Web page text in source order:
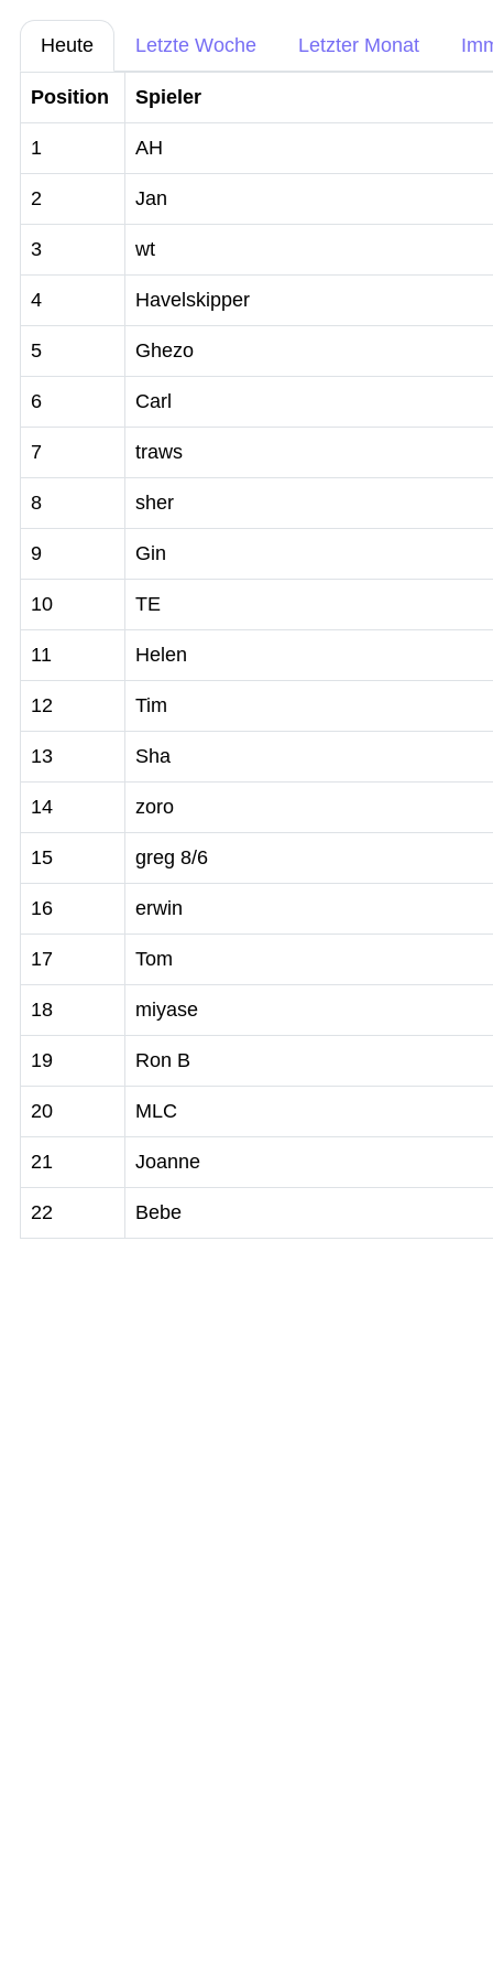
Heute Letzte Woche Letzter Monat
Position Spieler
1 AH
2 Jan
3 wt
4 Havelskipper
5 Ghezo
6 Carl
7 traws
8 sher
9 Gin
10 TE
11 Helen
12 Tim
13 Sha
14 zoro
15 greg 8/6
16 erwin
17 Tom
18 miyase
19 Ron B
20 MLC
21 Joanne
22 Bebe